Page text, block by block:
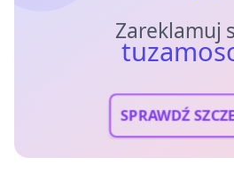
Zareklamuj
SPRAWDŹ